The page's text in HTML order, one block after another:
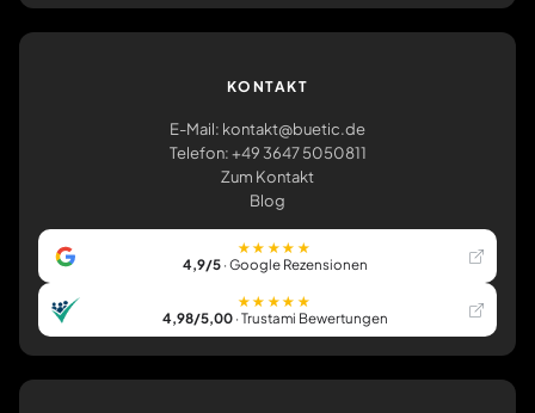
KONTAKT
E-Mail: kontakt@buetic.de
Telefon: +49 3647 5050811
Zum Kontakt
Blog
★★★★★
4,9/5· Google Rezensionen
★★★★★
4,98/5,00· Trustami Bewertungen